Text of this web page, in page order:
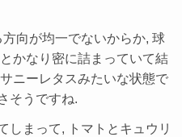
向が均一でないからか, 球
かなり密に詰まっていて結
ニーレタスみたいな状態で
そうですね.
しまって, トマトとキュウリ